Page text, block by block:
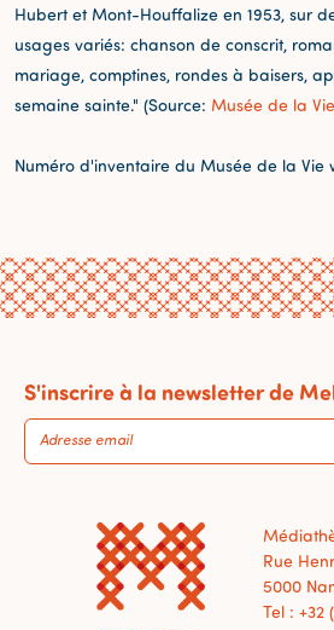
Hubert et Mont-Houffalize en 1953, sur
usages variés: chanson de conscrit,
mariage, comptines, rondes à baisers,
semaine sainte." (Source: Musée de la
Numéro d'inventaire du Musée de la Vie
S'inscrire à la newsletter de
Rue
5000
Tel : +32